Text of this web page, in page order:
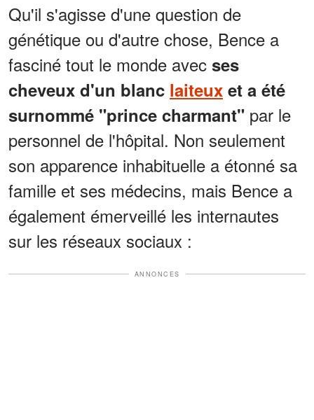
Qu'il s'agisse d'une question de
génétique ou d'autre chose, Bence a
fasciné tout le monde avec ses
cheveux d'un blanc laiteux et a été
surnommé "prince charmant" par le
personnel de l'hôpital. Non seulement
son apparence inhabituelle a étonné sa
famille et ses médecins, mais Bence a
également émerveillé les internautes
sur les réseaux sociaux :
ANNONCES